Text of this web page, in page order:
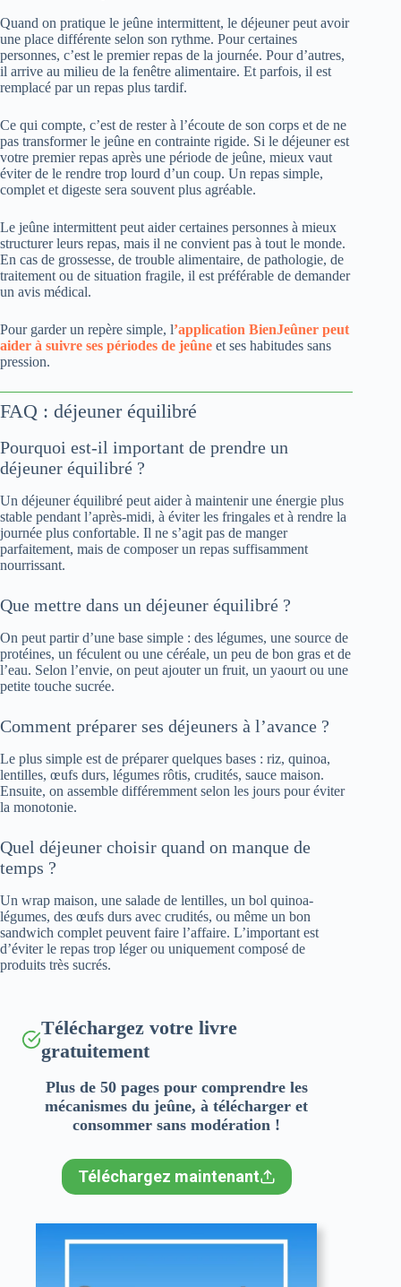
Quand on pratique le jeûne intermittent, le déjeuner peut avoir
une place différente selon son rythme. Pour certaines
personnes, c’est le premier repas de la journée. Pour d’autres,
il arrive au milieu de la fenêtre alimentaire. Et parfois, il est
remplacé par un repas plus tardif.
Ce qui compte, c’est de rester à l’écoute de son corps et de ne
pas transformer le jeûne en contrainte rigide. Si le déjeuner est
votre premier repas après une période de jeûne, mieux vaut
éviter de le rendre trop lourd d’un coup. Un repas simple,
complet et digeste sera souvent plus agréable.
Le jeûne intermittent peut aider certaines personnes à mieux
structurer leurs repas, mais il ne convient pas à tout le monde.
En cas de grossesse, de trouble alimentaire, de pathologie, de
traitement ou de situation fragile, il est préférable de demander
un avis médical.
Pour garder un repère simple, l’application BienJeûner peut
aider à suivre ses périodes de jeûne et ses habitudes sans
pression.
FAQ : déjeuner équilibré
Pourquoi est-il important de prendre un
déjeuner équilibré ?
Un déjeuner équilibré peut aider à maintenir une énergie plus
stable pendant l’après-midi, à éviter les fringales et à rendre la
journée plus confortable. Il ne s’agit pas de manger
parfaitement, mais de composer un repas suffisamment
nourrissant.
Que mettre dans un déjeuner équilibré ?
On peut partir d’une base simple : des légumes, une source de
protéines, un féculent ou une céréale, un peu de bon gras et de
l’eau. Selon l’envie, on peut ajouter un fruit, un yaourt ou une
petite touche sucrée.
Comment préparer ses déjeuners à l’avance ?
Le plus simple est de préparer quelques bases : riz, quinoa,
lentilles, œufs durs, légumes rôtis, crudités, sauce maison.
Ensuite, on assemble différemment selon les jours pour éviter
la monotonie.
Quel déjeuner choisir quand on manque de
temps ?
Un wrap maison, une salade de lentilles, un bol quinoa-
légumes, des œufs durs avec crudités, ou même un bon
sandwich complet peuvent faire l’affaire. L’important est
d’éviter le repas trop léger ou uniquement composé de
produits très sucrés.
Téléchargez votre livre
gratuitement
Plus de 50 pages pour comprendre les
mécanismes du jeûne, à télécharger et
consommer sans modération !
Téléchargez maintenant